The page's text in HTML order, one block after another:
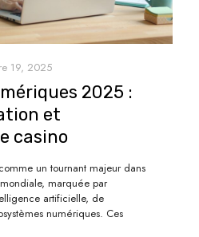
19, 2025
2025 :
et
casino
un tournant majeur dans
marquée par
artificielle, de
numériques. Ces